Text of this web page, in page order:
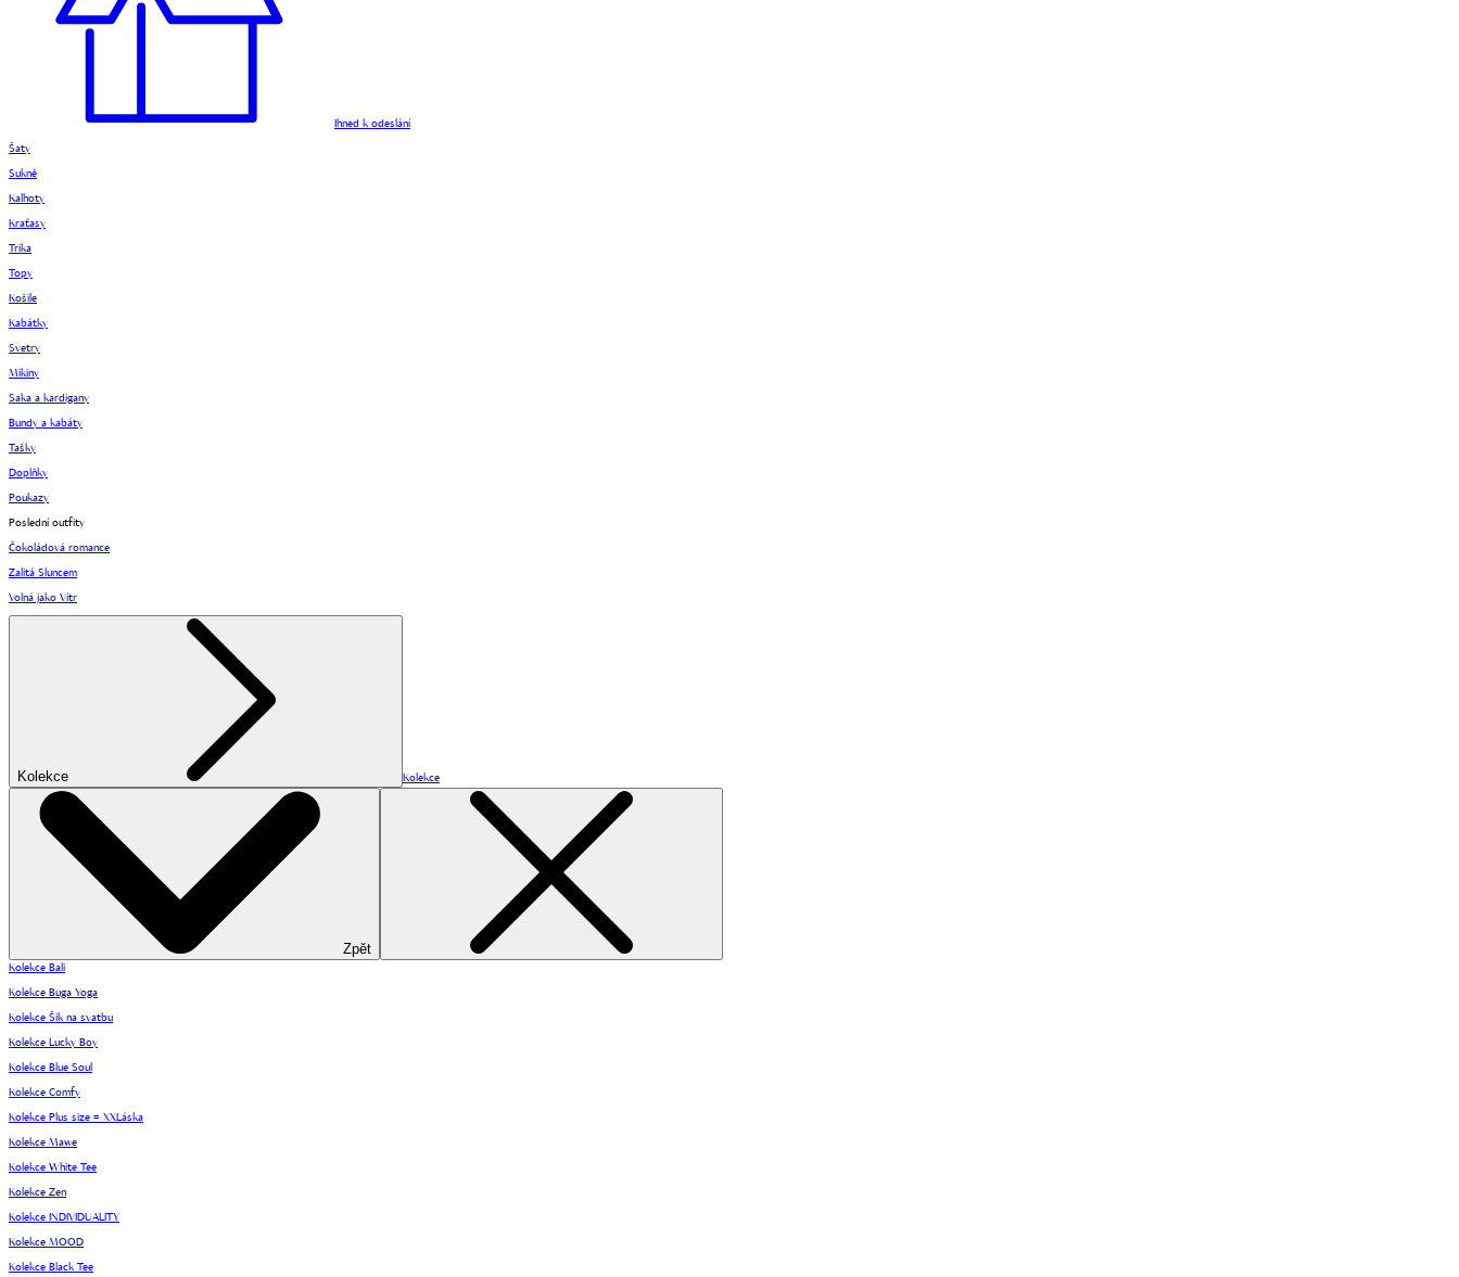
Ihned k odeslání
Šaty
Sukně
Kalhoty
Kraťasy
Trika
Topy
Košile
Kabátky
Svetry
Mikiny
Saka a kardigany
Bundy a kabáty
Tašky
Doplňky
Poukazy
Poslední outfity
Čokoládová romance
Zalitá Sluncem
Volná jako Vítr
Kolekce Kolekce
Zpět
Kolekce Bali
Kolekce Buga Yoga
Kolekce Šik na svatbu
Kolekce Lucky Boy
Kolekce Blue Soul
Kolekce Comfy
Kolekce Plus size = XXLáska
Kolekce Mawe
Kolekce White Tee
Kolekce Zen
Kolekce INDIVIDUALITY
Kolekce MOOD
Kolekce Black Tee